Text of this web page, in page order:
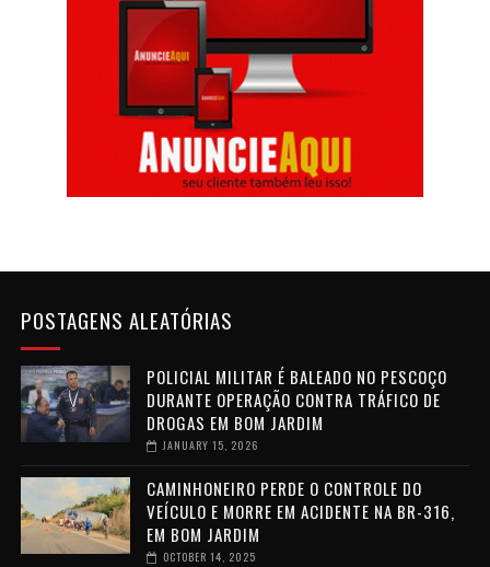
POSTAGENS ALEATÓRIAS
POLICIAL MILITAR É BALEADO NO PESCOÇO
DURANTE OPERAÇÃO CONTRA TRÁFICO DE
DROGAS EM BOM JARDIM
JANUARY 15, 2026
CAMINHONEIRO PERDE O CONTROLE DO
VEÍCULO E MORRE EM ACIDENTE NA BR-316,
EM BOM JARDIM
OCTOBER 14, 2025